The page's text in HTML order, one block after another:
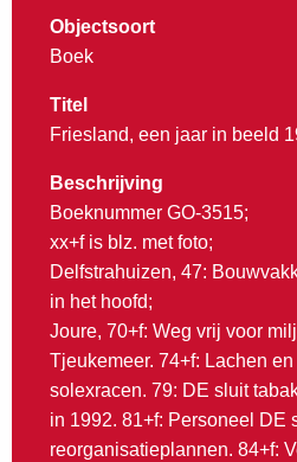
Objectsoort
Boek
Titel
Friesland, een jaar in beeld
Beschrijving
Boeknummer GO-3515;
xx+f is blz. met foto;
Delfstrahuizen, 47:
in het hoofd;
Joure, 70+f: Weg vrij voor
Tjeukemeer. 74+f: Lachen
solexracen. 79: DE sluit
in 1992. 81+f: Personeel DE
reorganisatieplannen. 84+f: